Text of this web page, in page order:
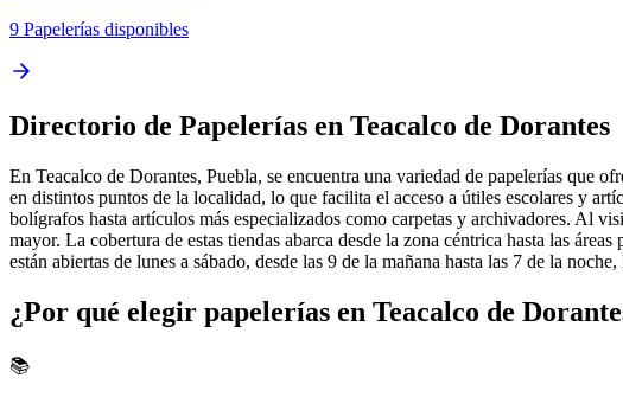
9 Papelerías disponibles
Directorio de Papelerías en Teacalco de Dorantes
En Teacalco de Dorantes, Puebla, se encuentra una variedad de papelerías que
en distintos puntos de la localidad, lo que facilita el acceso a útiles escolares y
bolígrafos hasta artículos más especializados como carpetas y archivadores. Al
mayor. La cobertura de estas tiendas abarca desde la zona céntrica hasta las
están abiertas de lunes a sábado, desde las 9 de la mañana hasta las 7 de la
¿Por qué elegir papelerías en Teacalco de
📚